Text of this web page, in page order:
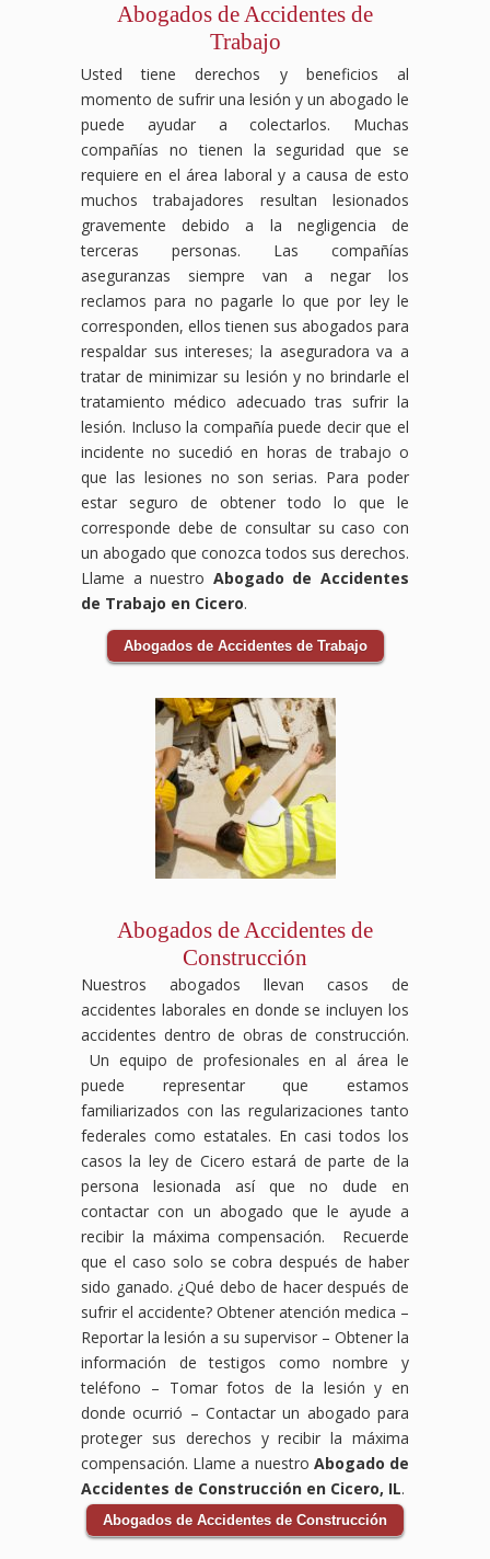
Abogados de Accidentes de
Trabajo
Usted tiene derechos y beneficios al
momento de sufrir una lesión y un abogado le
puede ayudar a colectarlos. Muchas
compañías no tienen la seguridad que se
requiere en el área laboral y a causa de esto
muchos trabajadores resultan lesionados
gravemente debido a la negligencia de
terceras personas. Las compañías
aseguranzas siempre van a negar los
reclamos para no pagarle lo que por ley le
corresponden, ellos tienen sus abogados para
respaldar sus intereses; la aseguradora va a
tratar de minimizar su lesión y no brindarle el
tratamiento médico adecuado tras sufrir la
lesión. Incluso la compañía puede decir que el
incidente no sucedió en horas de trabajo o
que las lesiones no son serias. Para poder
estar seguro de obtener todo lo que le
corresponde debe de consultar su caso con
un abogado que conozca todos sus derechos.
Llame a nuestro Abogado de Accidentes
de Trabajo en Cicero.
Abogados de Accidentes de Trabajo
Abogados de Accidentes de
Construcción
Nuestros abogados llevan casos de
accidentes laborales en donde se incluyen los
accidentes dentro de obras de construcción.
Un equipo de profesionales en al área le
puede representar que estamos
familiarizados con las regularizaciones tanto
federales como estatales. En casi todos los
casos la ley de Cicero estará de parte de la
persona lesionada así que no dude en
contactar con un abogado que le ayude a
recibir la máxima compensación. Recuerde
que el caso solo se cobra después de haber
sido ganado. ¿Qué debo de hacer después de
sufrir el accidente? Obtener atención medica –
Reportar la lesión a su supervisor – Obtener la
información de testigos como nombre y
teléfono – Tomar fotos de la lesión y en
donde ocurrió – Contactar un abogado para
proteger sus derechos y recibir la máxima
compensación. Llame a nuestro Abogado de
Accidentes de Construcción en Cicero, IL.
Abogados de Accidentes de Construcción